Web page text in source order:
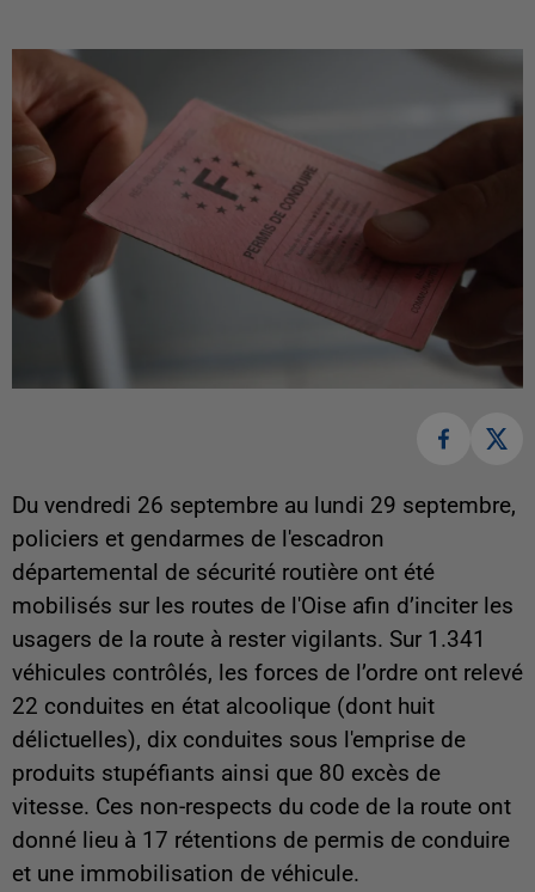
Du vendredi 26 septembre au lundi 29 septembre,
policiers et gendarmes de l'escadron
départemental de sécurité routière ont été
mobilisés sur les routes de l'Oise afin d’inciter les
usagers de la route à rester vigilants. Sur 1.341
véhicules contrôlés, les forces de l’ordre ont relevé
22 conduites en état alcoolique (dont huit
délictuelles), dix conduites sous l'emprise de
produits stupéfiants ainsi que 80 excès de
vitesse. Ces non-respects du code de la route ont
donné lieu à 17 rétentions de permis de conduire
et une immobilisation de véhicule.